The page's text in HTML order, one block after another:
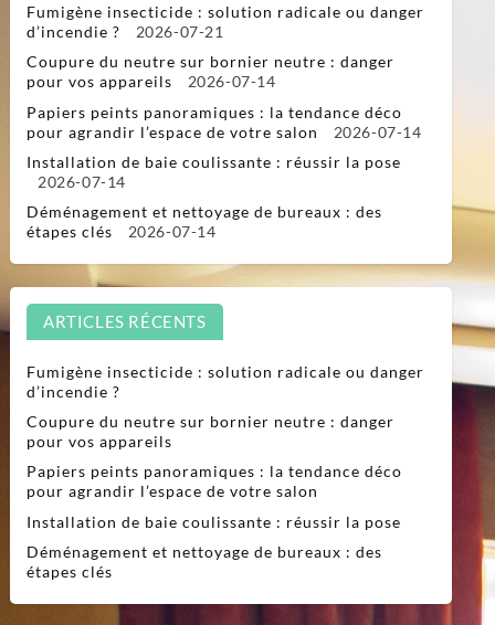
Fumigène insecticide : solution radicale ou danger
d’incendie ?
2026-07-21
Coupure du neutre sur bornier neutre : danger
pour vos appareils
2026-07-14
Papiers peints panoramiques : la tendance déco
pour agrandir l’espace de votre salon
2026-07-14
Installation de baie coulissante : réussir la pose
2026-07-14
Déménagement et nettoyage de bureaux : des
étapes clés
2026-07-14
ARTICLES RÉCENTS
Fumigène insecticide : solution radicale ou danger
d’incendie ?
Coupure du neutre sur bornier neutre : danger
pour vos appareils
Papiers peints panoramiques : la tendance déco
pour agrandir l’espace de votre salon
Installation de baie coulissante : réussir la pose
Déménagement et nettoyage de bureaux : des
étapes clés